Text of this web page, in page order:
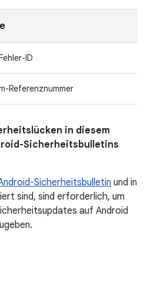
ID
Referenznummer
in diesem
Sicherheitsbulletins
Sicherheitsbulletin und in
sind, sind erforderlich, um
auf Android